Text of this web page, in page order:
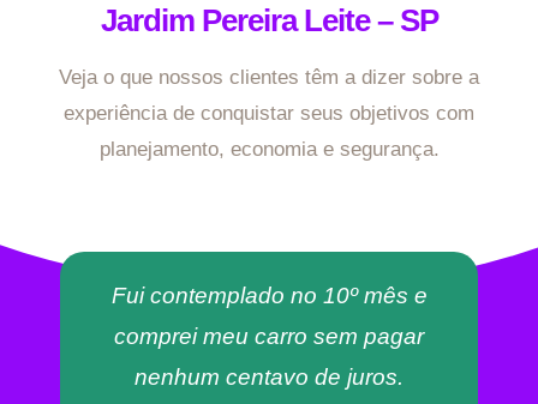
Jardim Pereira Leite – SP
Veja o que nossos clientes têm a dizer sobre a
experiência de conquistar seus objetivos com
planejamento, economia e segurança.
Fui contemplado no 10º mês e
comprei meu carro sem pagar
nenhum centavo de juros.